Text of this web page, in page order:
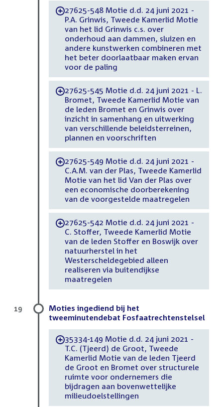
-27625-548 Motie d.d. 24 juni 2021 -
P.A. Grinwis, Tweede Kamerlid Motie
van het lid Grinwis c.s. over
onderhoud aan dammen, sluizen en
andere kunstwerken combineren met
het beter doorlaatbaar maken ervan
voor de paling
-27625-545 Motie d.d. 24 juni 2021 - L.
Bromet, Tweede Kamerlid Motie van
de leden Bromet en Grinwis over
inzicht in samenhang en uitwerking
van verschillende beleidsterreinen,
plannen en voorschriften
-27625-549 Motie d.d. 24 juni 2021 -
C.A.M. van der Plas, Tweede Kamerlid
Motie van het lid Van der Plas over
een economische doorberekening
van de voorgestelde maatregelen
-27625-542 Motie d.d. 24 juni 2021 -
C. Stoffer, Tweede Kamerlid Motie
van de leden Stoffer en Boswijk over
natuurherstel in het
Westerscheldegebied alleen
realiseren via buitendijkse
maatregelen
Moties ingediend bij het
tweeminutendebat Fosfaatrechtenstelsel
-35334-149 Motie d.d. 24 juni 2021 -
T.C. (Tjeerd) de Groot, Tweede
Kamerlid Motie van de leden Tjeerd
de Groot en Bromet over structurele
ruimte voor ondernemers die
bijdragen aan bovenwettelijke
milieudoelstellingen
19